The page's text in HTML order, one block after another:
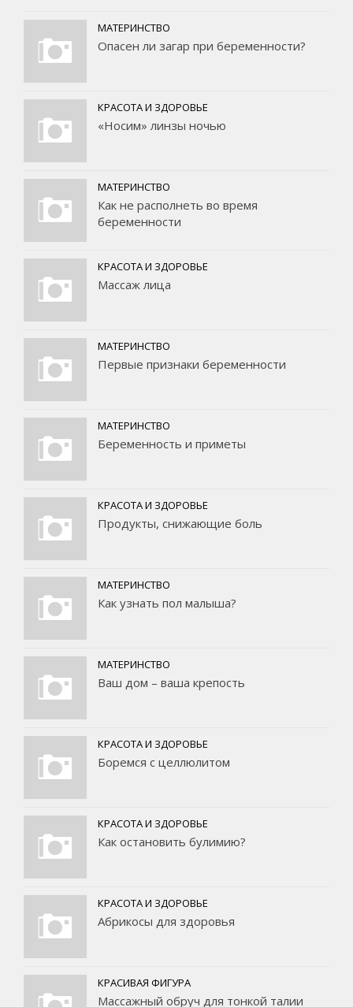
МАТЕРИНСТВО
Опасен ли загар при беременности?
КРАСОТА И ЗДОРОВЬЕ
«Носим» линзы ночью
МАТЕРИНСТВО
Как не располнеть во время
беременности
КРАСОТА И ЗДОРОВЬЕ
Массаж лица
МАТЕРИНСТВО
Первые признаки беременности
МАТЕРИНСТВО
Беременность и приметы
КРАСОТА И ЗДОРОВЬЕ
Продукты, снижающие боль
МАТЕРИНСТВО
Как узнать пол малыша?
МАТЕРИНСТВО
Ваш дом – ваша крепость
КРАСОТА И ЗДОРОВЬЕ
Боремся с целлюлитом
КРАСОТА И ЗДОРОВЬЕ
Как остановить булимию?
КРАСОТА И ЗДОРОВЬЕ
Абрикосы для здоровья
КРАСИВАЯ ФИГУРА
Массажный обруч для тонкой талии